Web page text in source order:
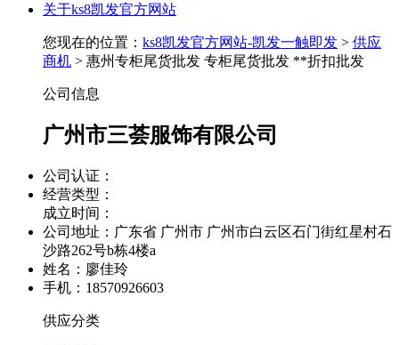
关于ks8凯发官方网站
您现在的位置： ks8凯发官方网站-凯发一触即发 > 供应
商机 > 惠州专柜尾货批发 专柜尾货批发 **折扣批发
公司信息
广州市三荟服饰有限公司
公司认证：
经营类型：
成立时间：
公司地址： 广东省 广州市 广州市白云区石门街红星村石
沙路262号b栋4楼a
姓名：廖佳玲
手机：18570926603
供应分类